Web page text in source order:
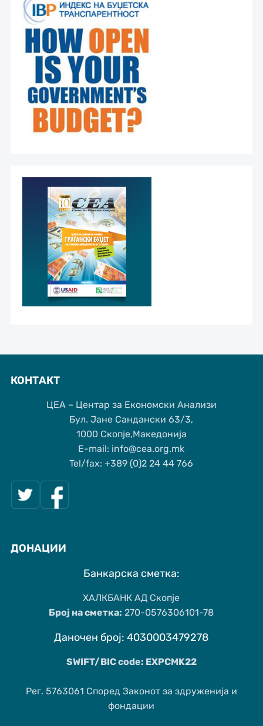
КОНТАКТ
ЦЕА – Центар за Економски Анализи
Бул. Јане Сандански 63/3,
1000 Скопје,Македонија
Е-mail: info@cea.org.mk
Tel/fax: +389 (0)2 24 44 766
ДОНАЦИИ
Банкарска сметка:
ХАЛКБАНК АД Скопје
Број на сметка: 270-0576306101-78
Даночен број: 4030003479278
SWIFT/BIC code: EXPCMK22
Рег. 5763061 Според Законот за здруженија и
фондации